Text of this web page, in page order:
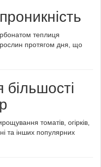
теплиця
рослин протягом дня, що
томатів, огірків,
та інших популярних